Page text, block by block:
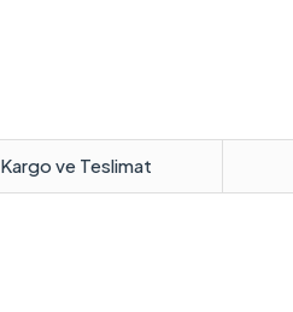
Kargo ve Teslimat